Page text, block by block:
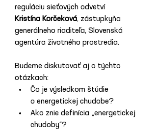
reguláciu sieťových odvetví
Kristína Korčeková, zástupkyňa
generálneho riaditeľa, Slovenská
agentúra životného prostredia.
Budeme diskutovať aj o týchto
otázkach:
Čo je výsledkom štúdie
o energetickej chudobe?
Ako znie definícia „energetickej
chudoby“?